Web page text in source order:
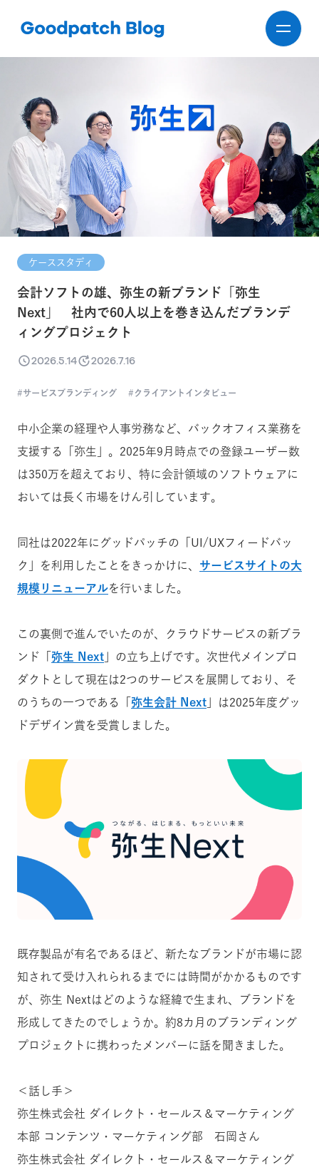
ケーススタディ
会計ソフトの雄、弥生の新ブランド「弥生
Next」 社内で60人以上を巻き込んだブランデ
ィングプロジェクト
2026.5.14 2026.7.16
サービスブランディング クライアントインタビュー
中小企業の経理や人事労務など、バックオフィス業務を
支援する「弥生」。2025年9月時点での登録ユーザー数
は350万を超えており、特に会計領域のソフトウェアに
おいては長く市場をけん引しています。
同社は2022年にグッドパッチの「UI/UXフィードバッ
ク」を利用したことをきっかけに、 サービスサイトの大
規模リニューアルを行いました。
この裏側で進んでいたのが、クラウドサービスの新ブラ
ンド「 弥生 Next 」の立ち上げです。次世代メインプロ
ダクトとして現在は2つのサービスを展開しており、そ
のうちの一つである「 弥生会計 Next 」は2025年度グッ
ドデザイン賞を受賞しました。
既存製品が有名であるほど、新たなブランドが市場に認
知されて受け入れられるまでには時間がかかるものです
が、弥生 Nextはどのような経緯で生まれ、ブランドを
形成してきたのでしょうか。約8カ月のブランディング
プロジェクトに携わったメンバーに話を聞きました。
＜話し手＞
弥生株式会社 ダイレクト・セールス＆マーケティング
本部 コンテンツ・マーケティング部 石岡さん
弥生株式会社 ダイレクト・セールス＆マーケティング